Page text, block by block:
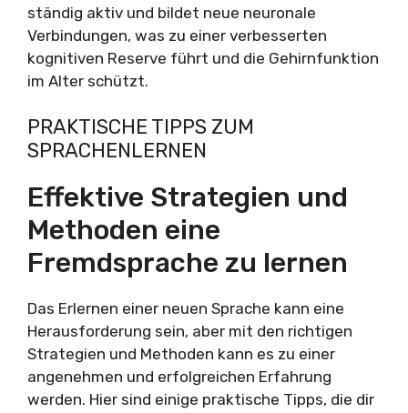
ständig aktiv und bildet neue neuronale
Verbindungen, was zu einer verbesserten
kognitiven Reserve führt und die Gehirnfunktion
im Alter schützt.
PRAKTISCHE TIPPS ZUM
SPRACHENLERNEN
Effektive Strategien und
Methoden eine
Fremdsprache zu lernen
Das Erlernen einer neuen Sprache kann eine
Herausforderung sein, aber mit den richtigen
Strategien und Methoden kann es zu einer
angenehmen und erfolgreichen Erfahrung
werden. Hier sind einige praktische Tipps, die dir